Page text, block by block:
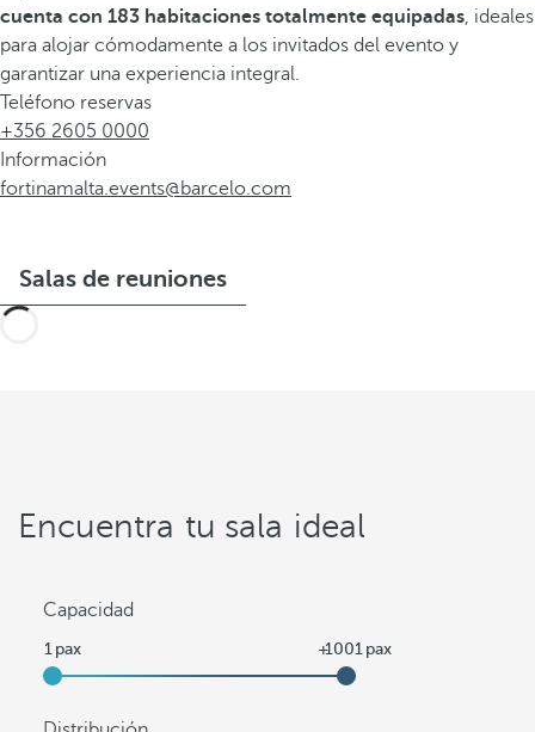
cuenta con 183 habitaciones totalmente equipadas, ideales
para alojar cómodamente a los invitados del evento y
garantizar una experiencia integral.
Teléfono reservas
+356 2605 0000
Información
fortinamalta.events@barcelo.com
Salas de reuniones
Encuentra tu sala ideal
Capacidad